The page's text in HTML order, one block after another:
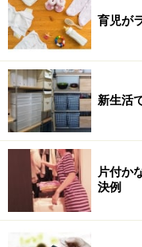
育児が
新生活
片付か
決例